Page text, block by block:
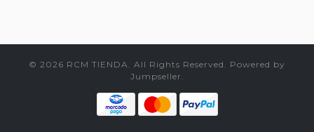
© 2026 RCM TIENDA. All Rights Reserved. Powered by
Jumpseller